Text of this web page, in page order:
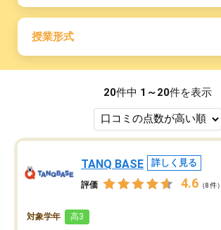
授業形式
20件中 1～20件を表示
TANQ BASE 詳しく見る
評価 4.6 （8件）
対象学年 高3